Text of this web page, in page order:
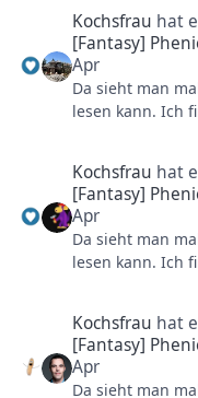
LG Andrea
Kochsfrau hat
[Fantasy]
Apr
Da sieht man
lesen kann. Ich
LG Andrea
Kochsfrau hat
[Fantasy]
Apr
Da sieht man
lesen kann. Ich
LG Andrea
Kochsfrau hat
[Fantasy]
Apr
Da sieht man